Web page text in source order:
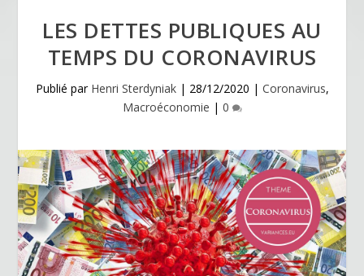
LES DETTES PUBLIQUES AU
TEMPS DU CORONAVIRUS
Publié par Henri Sterdyniak| 28/12/2020 | Coronavirus,
Macroéconomie | 0